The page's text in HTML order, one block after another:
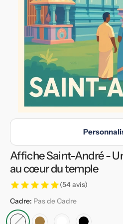
en
la
vue
de
la
Affiche Saint-André -
au cœur du temple
(54 avis)
Cadre: Pas de Cadre